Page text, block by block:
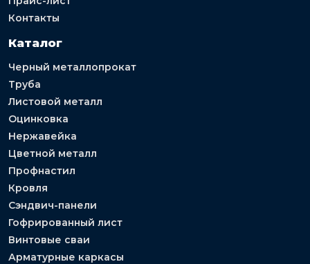
Контакты
Каталог
Черный металлопрокат
Труба
Листовой металл
Оцинковка
Нержавейка
Цветной металл
Профнастил
Кровля
Сэндвич-панели
Гофрированный лист
Винтовые сваи
Арматурные каркасы